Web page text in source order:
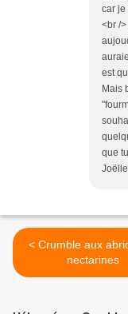
car je
<br /
est
Mais
que
< Crumble aux abricots et
nectarines